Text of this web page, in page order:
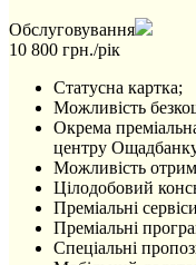
Обслуговування
10 800 грн./рік
Статусна картка;
Можливість
Окрема
центру
Можливість
Цілодобовий
Преміальні
Преміальні
Спеціальні